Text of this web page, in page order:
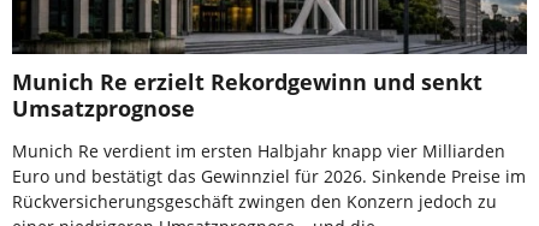
Munich Re erzielt Rekordgewinn und senkt
Umsatzprognose
Munich Re verdient im ersten Halbjahr knapp vier Milliarden
Euro und bestätigt das Gewinnziel für 2026. Sinkende Preise im
Rückversicherungsgeschäft zwingen den Konzern jedoch zu